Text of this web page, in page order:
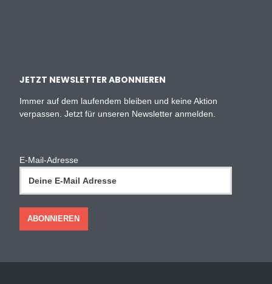
JETZT NEWSLETTER ABONNIEREN
Immer auf dem laufendem bleiben und keine Aktion
verpassen. Jetzt für unseren Newsletter anmelden.
E-Mail-Adresse